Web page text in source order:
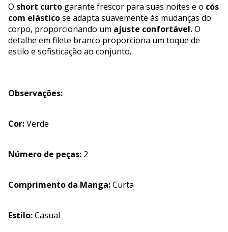
O short curto garante frescor para suas noites e o cós
com elásticose adapta suavemente às mudanças do
corpo, proporcionando um ajuste confortável.O
detalhe em filete branco proporciona um toque de
estilo e sofisticação ao conjunto.
Observações:
Cor:Verde
Número de peças: 2
Comprimento da Manga:Curta
Estilo:Casual